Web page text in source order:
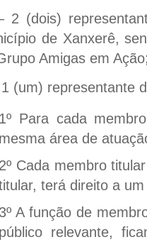
2 (dois)
de Xanxerê,
Amigas em
(um) representante
1º Para cada
mesma área de
2º Cada membro
terá direito a um
3º A função de
público relevante,